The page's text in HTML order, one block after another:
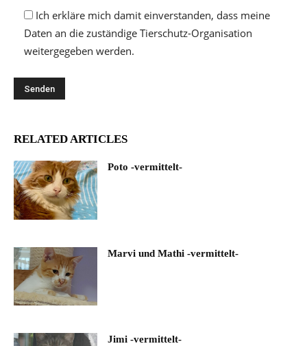
Ich erkläre mich damit einverstanden, dass meine
Daten an die zuständige Tierschutz-Organisation
weitergegeben werden.
RELATED ARTICLES
Poto -vermittelt-
Marvi und Mathi -vermittelt-
Jimi -vermittelt-